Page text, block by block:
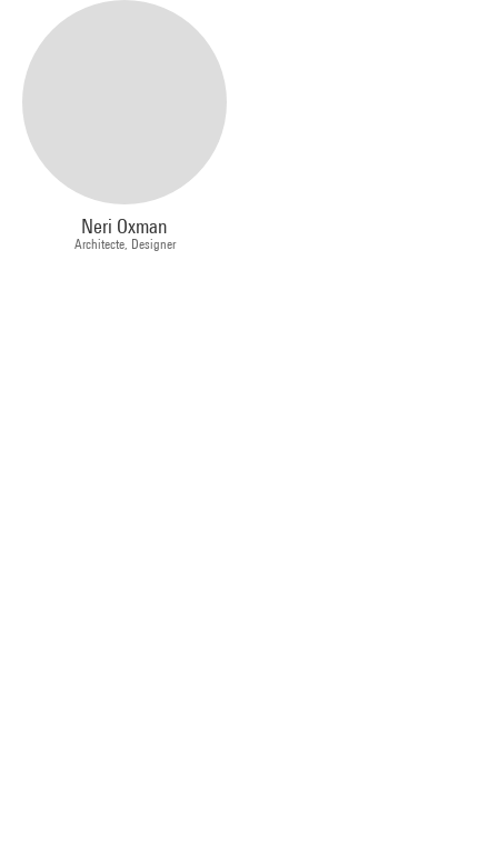
Neri Oxman
Architecte, Designer